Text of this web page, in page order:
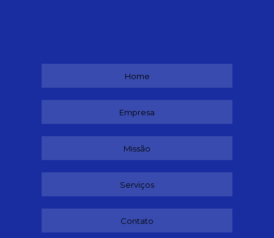
Home
Empresa
Missão
Serviços
Contato